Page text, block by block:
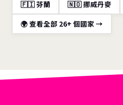
🇫🇮 芬蘭 🇳🇴 挪威丹麥
🌍 查看全部 26+ 個國家 →